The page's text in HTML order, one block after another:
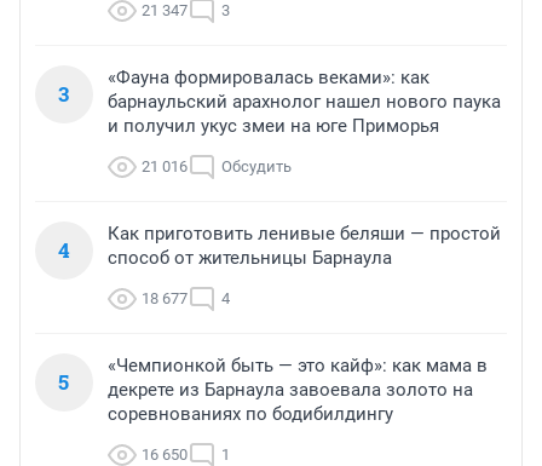
21 347 3
3
«Фауна формировалась веками»: как
барнаульский арахнолог нашел нового паука
и получил укус змеи на юге Приморья
21 016 Обсудить
4
Как приготовить ленивые беляши — простой
способ от жительницы Барнаула
18 677 4
5
«Чемпионкой быть — это кайф»: как мама в
декрете из Барнаула завоевала золото на
соревнованиях по бодибилдингу
16 650 1